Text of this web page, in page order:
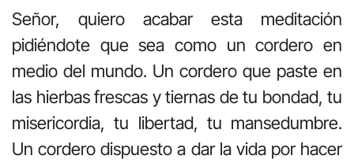
Señor, quiero acabar esta meditación
pidiéndote que sea como un cordero en
medio del mundo. Un cordero que paste en
las hierbas frescas y tiernas de tu bondad, tu
misericordia, tu libertad, tu mansedumbre.
Un cordero dispuesto a dar la vida por hacer